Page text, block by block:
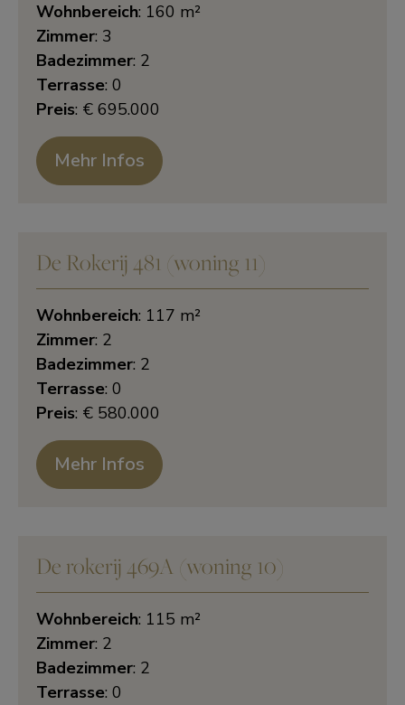
Wohnbereich: 160 m²
Zimmer: 3
Badezimmer: 2
Terrasse: 0
Preis: € 695.000
Mehr Infos
De Rokerij 481 (woning 11)
Wohnbereich: 117 m²
Zimmer: 2
Badezimmer: 2
Terrasse: 0
Preis: € 580.000
Mehr Infos
De rokerij 469A (woning 10)
Wohnbereich: 115 m²
Zimmer: 2
Badezimmer: 2
Terrasse: 0